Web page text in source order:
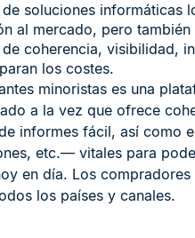
soluciones informáticas
al mercado, pero también
coherencia, visibilidad,
los costes.
minoristas es una
a la vez que ofrece
informes fácil, así como
etc.— vitales para
en día. Los
los países y canales.